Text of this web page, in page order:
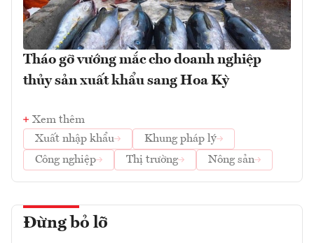
Tháo gỡ vướng mắc cho doanh nghiệp
thủy sản xuất khẩu sang Hoa Kỳ
Xem thêm
Xuất nhập khẩu
Khung pháp lý
Công nghiệp
Thị trường Nông sản
Đừng bỏ lỡ